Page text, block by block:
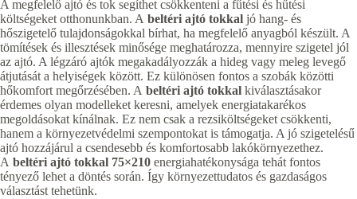
A megfelelő ajtó és tok segíthet csökkenteni a fűtési és hűtési
költségeket otthonunkban. A beltéri ajtó tokkal jó hang- és
hőszigetelő tulajdonságokkal bírhat, ha megfelelő anyagból készült. A
tömítések és illesztések minősége meghatározza, mennyire szigetel jól
az ajtó. A légzáró ajtók megakadályozzák a hideg vagy meleg levegő
átjutását a helyiségek között. Ez különösen fontos a szobák közötti
hőkomfort megőrzésében. A beltéri ajtó tokkal kiválasztásakor
érdemes olyan modelleket keresni, amelyek energiatakarékos
megoldásokat kínálnak. Ez nem csak a rezsiköltségeket csökkenti,
hanem a környezetvédelmi szempontokat is támogatja. A jó szigetelésű
ajtó hozzájárul a csendesebb és komfortosabb lakókörnyezethez.
A beltéri ajtó tokkal 75×210 energiahatékonysága tehát fontos
tényező lehet a döntés során. Így környezettudatos és gazdaságos
választást tehetünk.